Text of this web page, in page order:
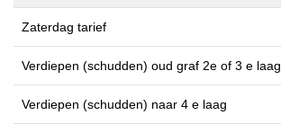
Zaterdag tarief
Verdiepen (schudden) oud graf 2e of 3 e laag
Verdiepen (schudden) naar 4 e laag